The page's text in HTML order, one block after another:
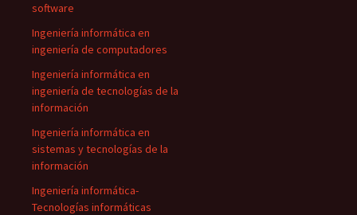
software
Ingeniería informática en
ingeniería de computadores
Ingeniería informática en
ingeniería de tecnologías de la
información
Ingeniería informática en
sistemas y tecnologías de la
información
Ingeniería informática-
Tecnologías informáticas